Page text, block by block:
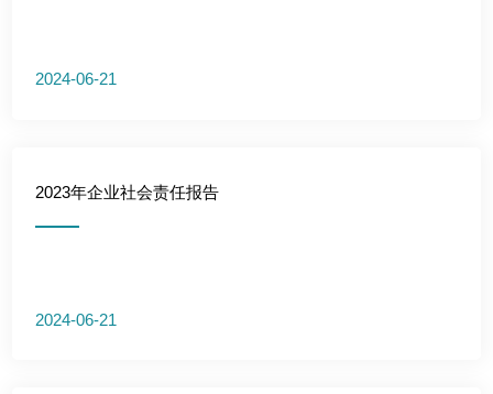
2024-06-21
2023年企业社会责任报告
2024-06-21